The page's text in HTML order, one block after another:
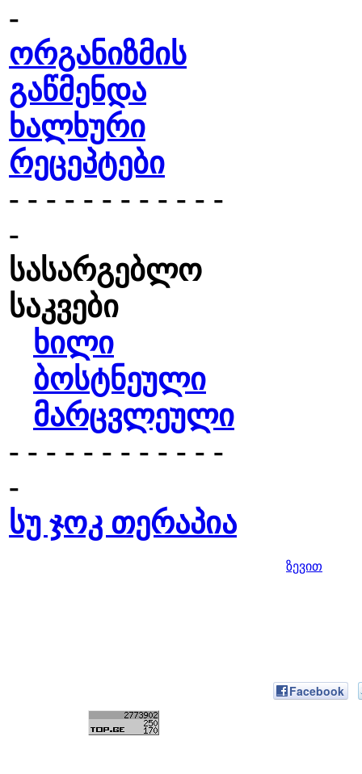
-
ორგანიზმის
გაწმენდა
ხალხური
რეცეპტები
- - - - - - - - - - - -
-
სასარგებლო
საკვები
ხილი
ბოსტნეული
მარცვლეული
- - - - - - - - - - - -
-
სუ ჯოკ თერაპია
ზევით
Facebook